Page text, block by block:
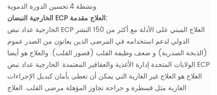
ونشطة 4.تحسين الدورة الدموية
الخارجية النبضان ECP العلاج مقدمة:
الخارجية عداد نبض ECP العلاج المبني على الأدلة مع أكثر من 150 النشر
الدولي لدعم استخدامه في المرضى الذين يعانون من الصدر عموم
(الذبحة الصدرية) و ضعف وظيفة القلب (قصور القلب). والعلاج هو أيضا
الولايات المتحدة إدارة الأغذية والعقاقير المعتمدة. الخارجية عداد نبض ECP
العلاج هو العلاج غير الغازية التي يمكن أن تعطى بأمان كبديل الإجراءات
الغازية مثل قسطرة و جراحة تجاوز المؤهلة مرضى القلب. العلاج